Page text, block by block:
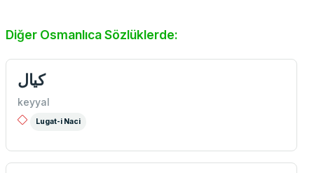
Diğer Osmanlıca Sözlüklerde:
كيال
keyyal
Lugat-i Naci